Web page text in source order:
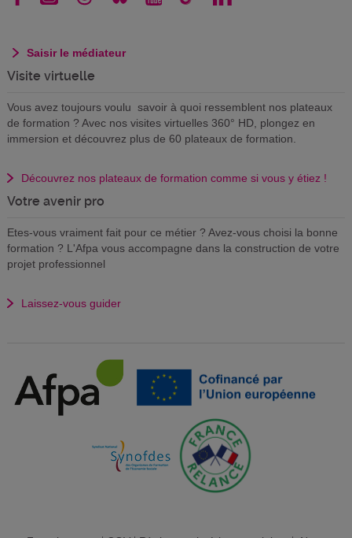
Saisir le médiateur
Visite virtuelle
Vous avez toujours voulu savoir à quoi ressemblent nos plateaux
de formation ? Avec nos visites virtuelles 360° HD, plongez en
immersion et découvrez plus de 60 plateaux de formation.
Découvrez nos plateaux de formation comme si vous y étiez !
Votre avenir pro
Etes-vous vraiment fait pour ce métier ? Avez-vous choisi la bonne
formation ? L'Afpa vous accompagne dans la construction de votre
projet professionnel
Laissez-vous guider